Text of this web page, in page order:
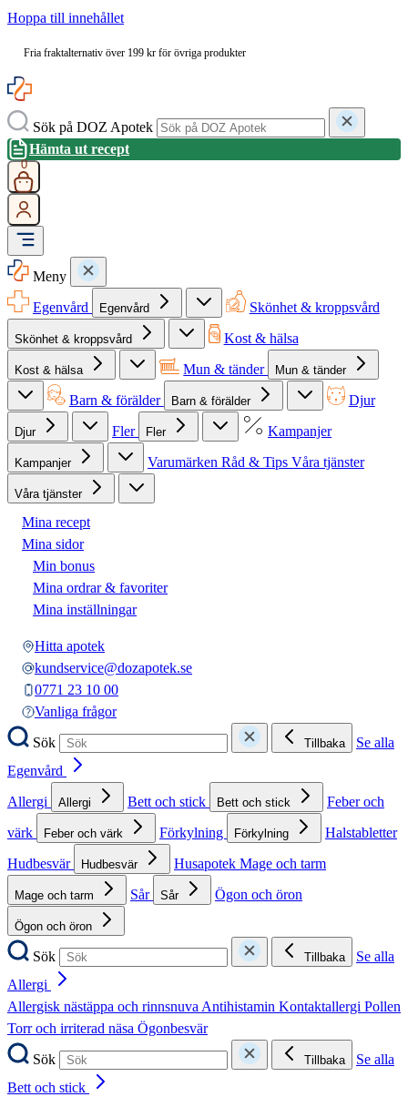
Hoppa till innehållet
Fria fraktalternativ över 199 kr för övriga produkter
Sök på DOZ Apotek
Hämta ut recept
0
Meny
Egenvård
Egenvård Skönhet & kroppsvård
Skönhet & kroppsvård Kost & hälsa
Kost & hälsa Mun & tänder Mun & tänder
Barn & förälder Barn & förälder Djur
Djur Fler Fler Kampanjer
Kampanjer Varumärken Råd & Tips Våra tjänster
Våra tjänster
Mina recept
Mina sidor
Min bonus
Mina ordrar & favoriter
Mina inställningar
Hitta apotek
kundservice@dozapotek.se
0771 23 10 00
Vanliga frågor
Sök
Tillbaka
Se alla
Egenvård
Allergi
Allergi Bett och stick Bett och stick
Feber och
värk
Feber och värk Förkylning Förkylning
Halstabletter
Hudbesvär
Hudbesvär Husapotek Mage och tarm
Mage och tarm Sår Sår Ögon och öron
Ögon och öron
Sök Tillbaka
Se alla
Allergi
Allergisk nästäppa och rinnsnuvaAntihistamin Kontaktallergi Pollen
Torr och irriterad näsa Ögonbesvär
Sök
Tillbaka
Se alla
Bett och stick